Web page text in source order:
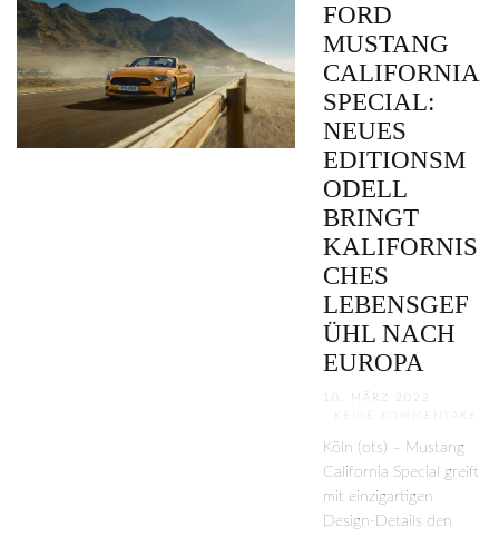
FORD
MUSTANG
CALIFORNIA
SPECIAL:
NEUES
EDITIONSM
ODELL
BRINGT
KALIFORNIS
CHES
LEBENSGEF
ÜHL NACH
EUROPA
10. MÄRZ 2022
KEINE KOMMENTARE
Köln (ots) – Mustang
California Special greift
mit einzigartigen
Design-Details den